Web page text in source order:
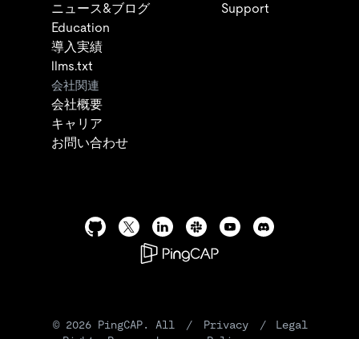
ニュース&ブログ
Education
導入実績
llms.txt
Support
会社関連
会社概要
キャリア
お問い合わせ
© 2026PingCAP. All
/
Privacy
/ Legal